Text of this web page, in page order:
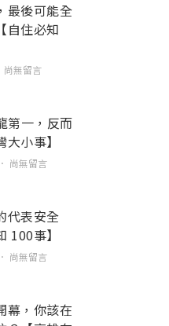
最後可能全
自住必知
尚無留言
第一，反而
小事】
尚無留言
代表安全
100事】
尚無留言
幕，你該在